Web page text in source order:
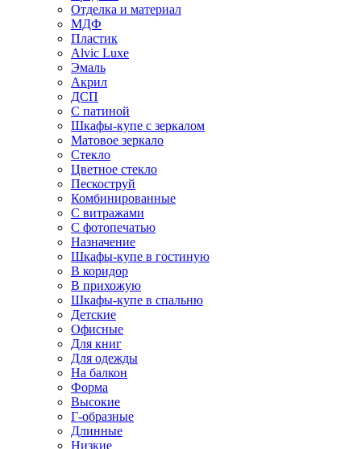
Отделка и материал
МДФ
Пластик
Alvic Luxe
Эмаль
Акрил
ДСП
С патиной
Шкафы-купе с зеркалом
Матовое зеркало
Стекло
Цветное стекло
Пескоструй
Комбинированные
С витражами
С фотопечатью
Назначение
Шкафы-купе в гостиную
В коридор
В прихожую
Шкафы-купе в спальню
Детские
Офисные
Для книг
Для одежды
На балкон
Форма
Высокие
Г-образные
Длинные
Низкие